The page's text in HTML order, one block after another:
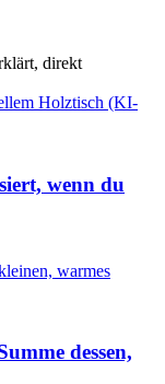
direkt
wenn du
dessen,